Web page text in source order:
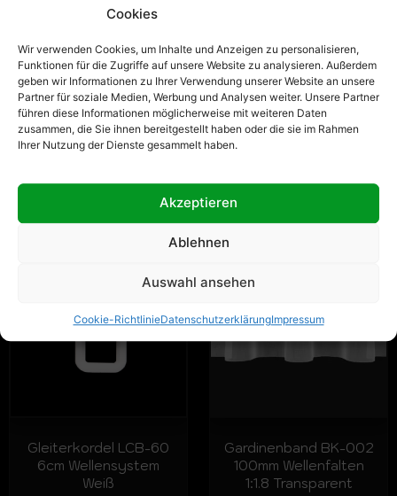
Cookies
Wir verwenden Cookies, um Inhalte und Anzeigen zu personalisieren,
Funktionen für die Zugriffe auf unsere Website zu analysieren. Außerdem
geben wir Informationen zu Ihrer Verwendung unserer Website an unsere
Partner für soziale Medien, Werbung und Analysen weiter. Unsere Partner
führen diese Informationen möglicherweise mit weiteren Daten
zusammen, die Sie ihnen bereitgestellt haben oder die sie im Rahmen
Ihrer Nutzung der Dienste gesammelt haben.
Akzeptieren
Ablehnen
Auswahl ansehen
Cookie-RichtlinieDatenschutzerklärungImpressum
Gardinenband
4355MP 80mm
Flachfalten 1:3.0
Transparent
ab0,74€/m
DETAILS ANZEIGEN
Gardinenband 4357MP
80mm Flachfalten 1:2.5
Transparent
ab0,74€/m
DETAILS ANZEIGEN
Gleiterkordel LCB-60
6cm Wellensystem
Weiß
Gardinenband BK-002
100mm Wellenfalten
1:1.8 Transparent